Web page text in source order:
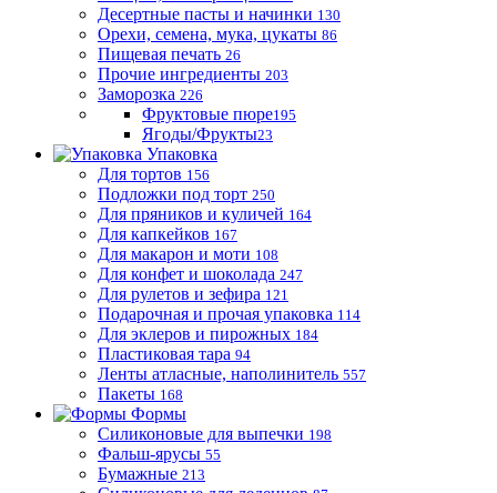
Десертные пасты и начинки 130
Орехи, семена, мука, цукаты 86
Пищевая печать 26
Прочие ингредиенты 203
Заморозка 226
Фруктовые пюре195
Ягоды/Фрукты23
Упаковка
Для тортов 156
Подложки под торт 250
Для пряников и куличей 164
Для капкейков 167
Для макарон и моти 108
Для конфет и шоколада 247
Для рулетов и зефира 121
Подарочная и прочая упаковка 114
Для эклеров и пирожных 184
Пластиковая тара 94
Ленты атласные, наполинитель 557
Пакеты 168
Формы
Силиконовые для выпечки 198
Фальш-ярусы 55
Бумажные 213